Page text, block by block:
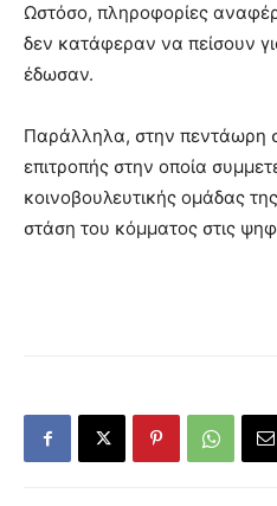
Ωστόσο, πληροφορίες
δεν κατάφεραν να πείσουν
έδωσαν.
Παράλληλα, στην πεντάωρη
επιτροπής στην οποία
κοινοβουλευτικής ομάδας
στάση του κόμματος στις